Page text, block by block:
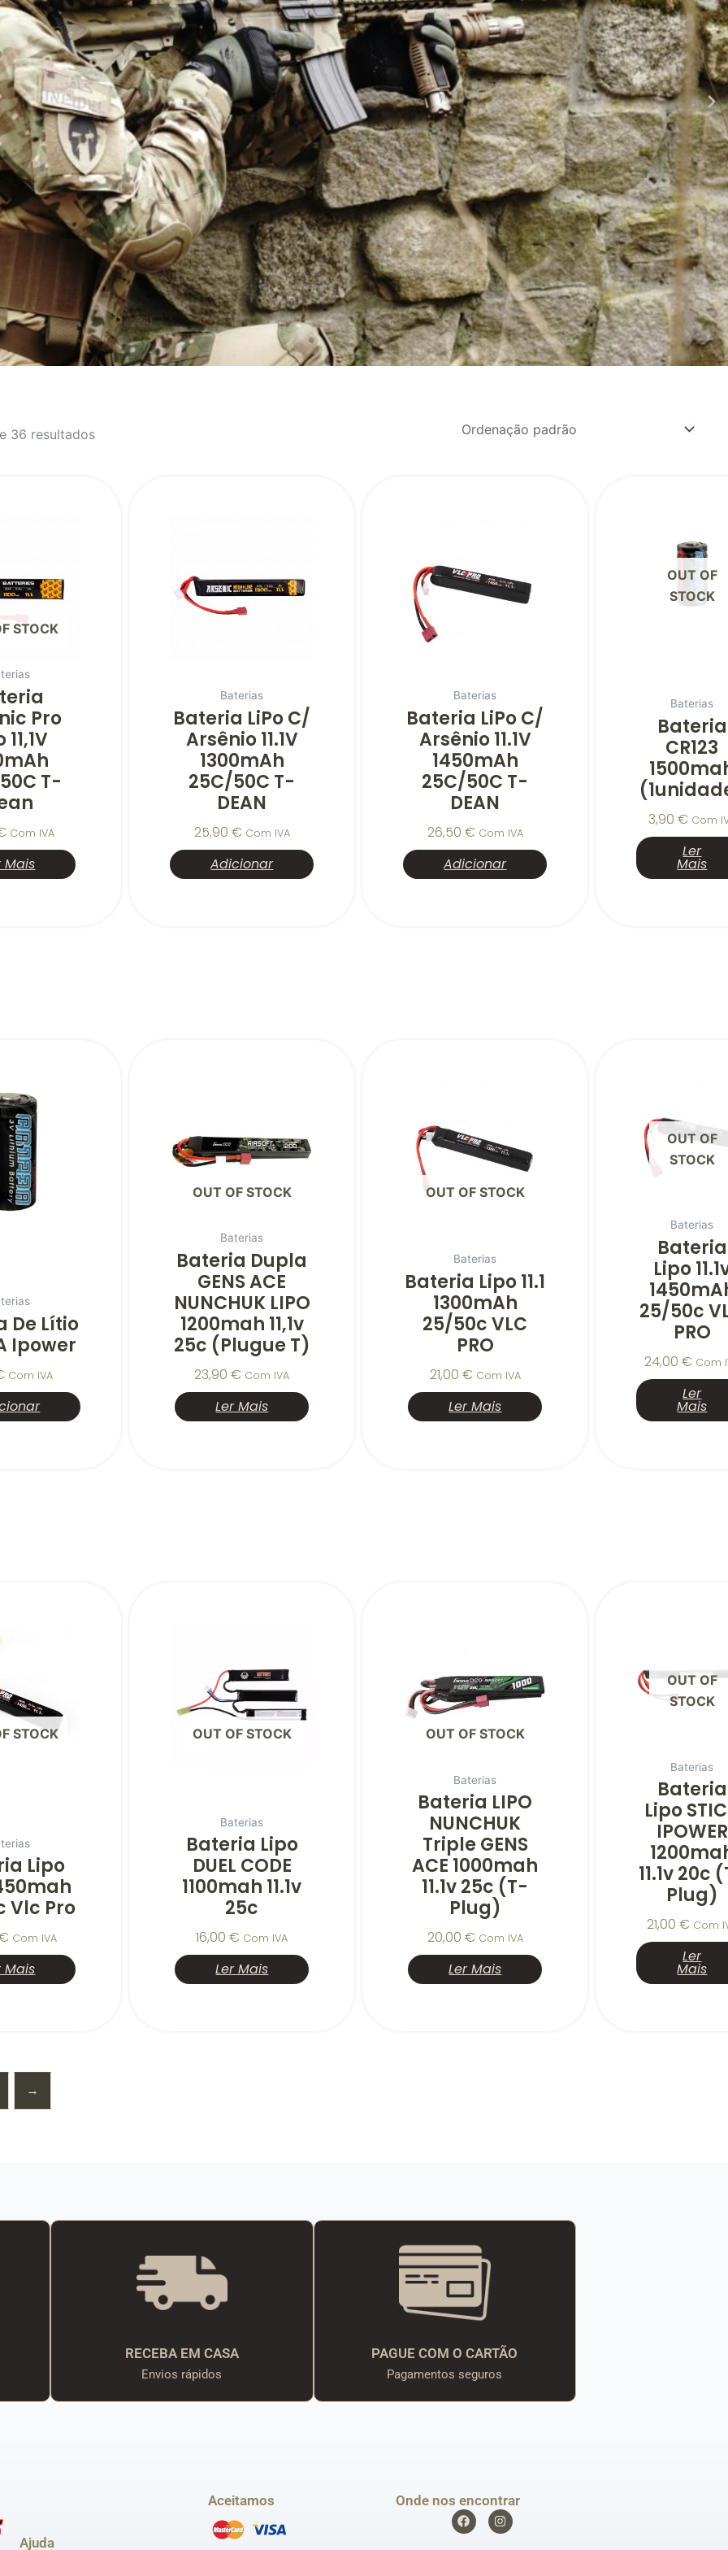
36 resultados
STOCK
Pro
11,1V
T-
Com IVA
Mais
Baterias
Bateria LiPo C/
Arsênio 11.1V
1300mAh
25C/50C T-
DEAN
25,90 € Com IVA
Adicionar
Baterias
Bateria LiPo C/
Arsênio 11.1V
1450mAh
25C/50C T-
DEAN
26,50 € Com IVA
Adicionar
OUT OF
STOCK
Baterias
Bateria
CR123
3,90 € Com
Ler
Mais
De Lítio
Ipower
Com IVA
OUT OF STOCK
Baterias
Bateria Dupla
GENS ACE
NUNCHUK LIPO
1200mah 11,1v
25c (plugue T)
23,90€ Com IVA
Ler Mais
OUT OF STOCK
Baterias
Bateria Lipo 11.1
1300mAh
25/50c VLC
PRO
21,00 € Com IVA
Ler Mais
OUT OF
STOCK
Baterias
Bateria
Lipo
25/50c
PRO
24,00 € Com
Ler
Mais
STOCK
Lipo
Vlc Pro
Com IVA
Mais
OUT OF STOCK
Baterias
Bateria Lipo
DUEL CODE
1100mah 11.1v
25c
16,00€ Com IVA
Ler Mais
OUT OF STOCK
Baterias
Bateria LIPO
NUNCHUK
Triple GENS
ACE 1000mah
11.1v 25c (t-
Plug)
20,00 € Com IVA
Ler Mais
OUT OF
STOCK
Baterias
Bateria
Lipo
IPOWER
11.1v 20c
Plug)
21,00 € Com
Ler
Mais
→
RECEBA EM CASA
Envios rápidos
PAGUE COM O CARTÃO
Pagamentos seguros
Ajuda
Aceitamos Onde nos encontrar
F
a
c
I
n
s